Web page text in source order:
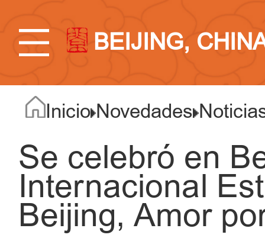
BEIJING,
Inicio Novedades
Se celebró en
Internacional
Beijing, Amor